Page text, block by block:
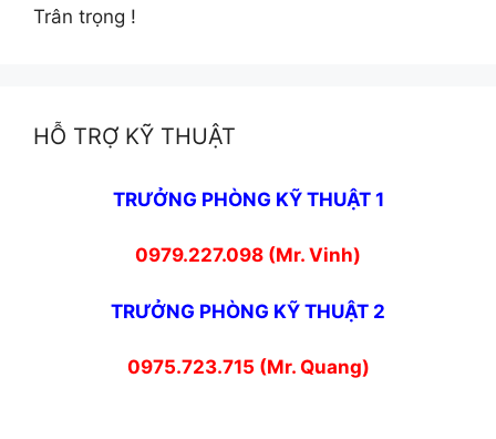
Trân trọng !
HỖ TRỢ KỸ THUẬT
TRƯỞNG PHÒNG KỸ THUẬT 1
0979.227.098 (Mr. Vinh)
TRƯỞNG PHÒNG KỸ THUẬT 2
0975.723.715 (Mr. Quang)